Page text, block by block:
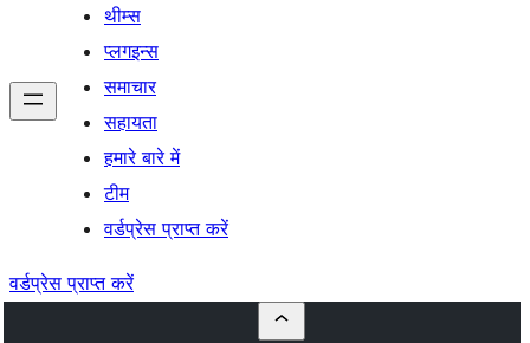
थीम्स
प्लगइन्स
समाचार
सहायता
हमारे बारे में
टीम
वर्डप्रेस प्राप्त करें
वर्डप्रेस प्राप्त करें